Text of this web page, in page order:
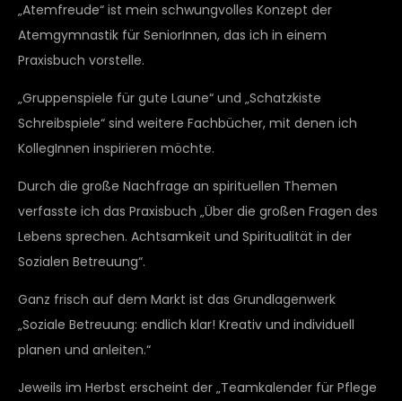
„Atemfreude“ ist mein schwungvolles Konzept der
Atemgymnastik für SeniorInnen, das ich in einem
Praxisbuch vorstelle.
„Gruppenspiele für gute Laune“ und „Schatzkiste
Schreibspiele“ sind weitere Fachbücher, mit denen ich
KollegInnen inspirieren möchte.
Durch die große Nachfrage an spirituellen Themen
verfasste ich das Praxisbuch „Über die großen Fragen des
Lebens sprechen. Achtsamkeit und Spiritualität in der
Sozialen Betreuung“.
Ganz frisch auf dem Markt ist das Grundlagenwerk
„Soziale Betreuung: endlich klar! Kreativ und individuell
planen und anleiten.“
Jeweils im Herbst erscheint der „Teamkalender für Pflege